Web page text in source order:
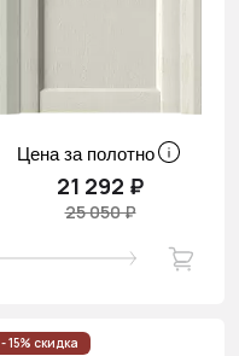
Цена за полотно
21 292 ₽
25 050 ₽
- 15% скидка